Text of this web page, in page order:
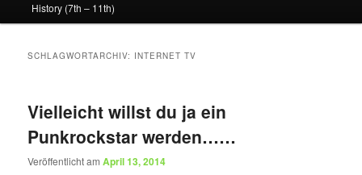
History (7th – 11th)
SCHLAGWORTARCHIV: INTERNET TV
Vielleicht willst du ja ein
Punkrockstar werden……
Veröffentlicht amApril 13, 2014